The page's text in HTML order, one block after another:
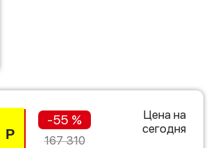
Р
-55 %
167 310
Цена на
сегодня